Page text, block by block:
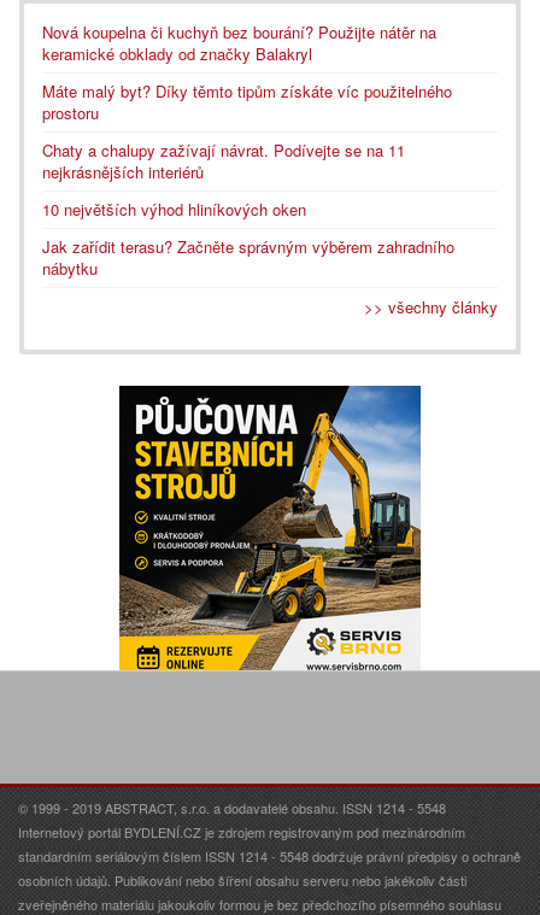
Nová koupelna či kuchyň bez bourání? Použijte nátěr na
keramické obklady od značky Balakryl
Máte malý byt? Díky těmto tipům získáte víc použitelného
prostoru
Chaty a chalupy zažívají návrat. Podívejte se na 11
nejkrásnějších interiérů
10 největších výhod hliníkových oken
Jak zařídit terasu? Začněte správným výběrem zahradního
nábytku
>> všechny články
© 1999 - 2019 ABSTRACT, s.r.o. a dodavatelé obsahu. ISSN 1214 - 5548
Internetový portál BYDLENÍ.CZ je zdrojem registrovaným pod mezinárodním
standardním seriálovým číslem ISSN 1214 - 5548 dodržuje právní předpisy o ochraně
osobních údajů. Publikování nebo šíření obsahu serveru nebo jakékoliv části
zveřejněného materiálu jakoukoliv formou je bez předchozího písemného souhlasu